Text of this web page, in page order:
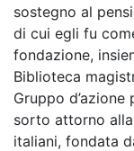
sostegno al
di cui egli fu
fondazione,
Biblioteca
Gruppo
sorto attorno
italiani, fondata